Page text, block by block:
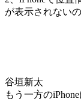
が表示されない
谷垣新太
もう一方の